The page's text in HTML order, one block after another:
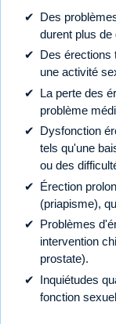
Des
durent plus
Des érections
une activité
La perte des
problème
Dysfonction
tels qu'une
ou des
Érection
(priapisme),
Problèmes
intervention
prostate).
Inquiétudes
fonction